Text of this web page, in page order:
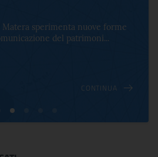
sperimenta nuove forme
del patrimoni...
CONTINUA